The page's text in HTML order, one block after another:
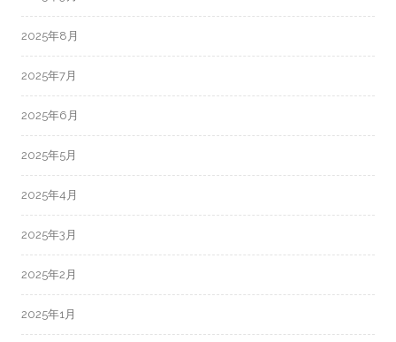
2025年8月
2025年7月
2025年6月
2025年5月
2025年4月
2025年3月
2025年2月
2025年1月